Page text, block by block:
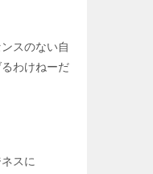
スのない自
わけねーだ
スに